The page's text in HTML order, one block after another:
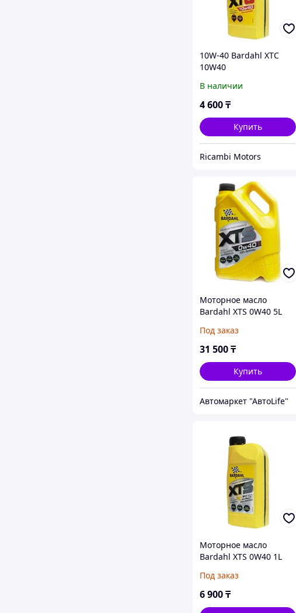
10W-40 Bardahl XTC
10W40
моторное масло (1л)
В наличии
4 600₸
Купить
Ricambi Motors
Моторное масло
Bardahl XTS 0W40 5L
Под заказ
31 500₸
Купить
Автомаркет "АвтоLife"
Моторное масло
Bardahl XTS 0W40 1L
Под заказ
6 900₸